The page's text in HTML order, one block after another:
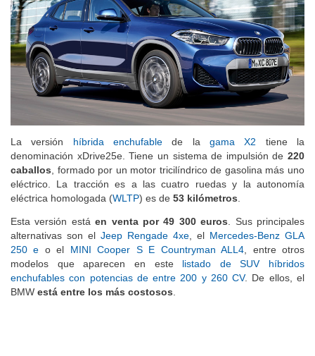
La versión híbrida enchufable de lagama X2 tiene la
denominación xDrive25e. Tiene un sistema de impulsión de 220
caballos , formado por un motor tricilíndrico de gasolina más uno
eléctrico. La tracción es a las cuatro ruedas y la autonomía
eléctrica homologada (WLTP) es de 53 kilómetros
Esta versión estáen venta por 49 300 euros . Sus principales
alternativas son el Jeep Rengade 4xe , el Mercedes-Benz GLA
250 e o el MINI Cooper S E Countryman ALL4 , entre otros
modelos que aparecen en este listado de SUV híbridos
enchufables con potencias de entre 200 y 260 CV. De ellos, el
BMW está entre los más costosos